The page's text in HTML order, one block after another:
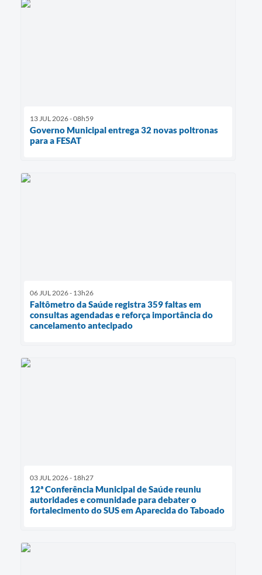
13 JUL 2026 - 08h59
Governo Municipal entrega 32 novas poltronas
para a FESAT
06 JUL 2026 - 13h26
Faltômetro da Saúde registra 359 faltas em
consultas agendadas e reforça importância do
cancelamento antecipado
03 JUL 2026 - 18h27
12ª Conferência Municipal de Saúde reuniu
autoridades e comunidade para debater o
fortalecimento do SUS em Aparecida do Taboado